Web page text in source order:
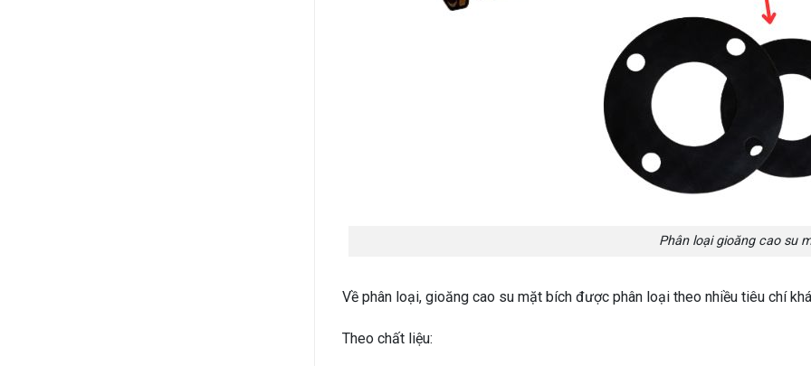
Phân loại gioăng cao su
Về phân loại, gioăng cao su mặt bích được phân loại theo nhiều tiêu chí
Theo chất liệu: